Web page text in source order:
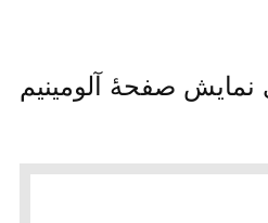
صفحۀ آلومینیم